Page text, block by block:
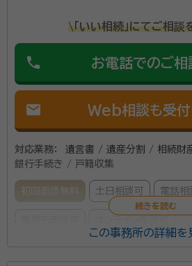
\「いい相続」にてご相談
phone お電話でのご相
mail Web相談も受付
対応業務：
遺言書 / 遺産分割 / 相続財
銀行手続き / 戸籍収集
初回面談無料 土日相談可 電話相
この事務所の詳細を